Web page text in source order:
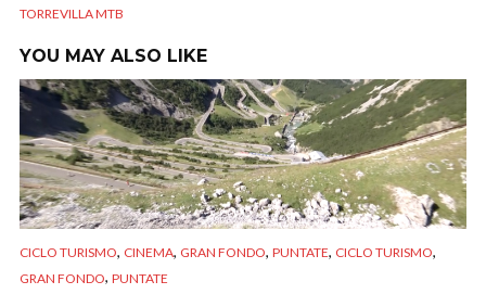
TORREVILLA MTB
YOU MAY ALSO LIKE
CICLO TURISMO, CINEMA, GRAN FONDO, PUNTATE, CICLO TURISMO,
GRAN FONDO, PUNTATE